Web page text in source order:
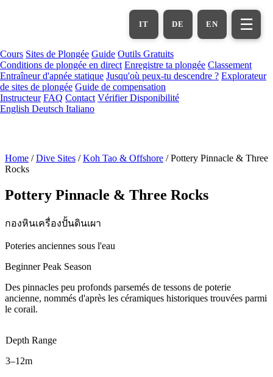
EN
DE
IT ☰
Cours Sites de Plongée Guide Outils Gratuits
Conditions de plongée en direct Enregistre ta plongée Classement
Entraîneur d'apnée statique Jusqu'où peux-tu descendre ? Explorateur
de sites de plongée Guide de compensation
Instructeur FAQ Contact Vérifier Disponibilité
English Deutsch Italiano
Home / Dive Sites / Koh Tao & Offshore / Pottery Pinnacle & Three
Rocks
Pottery Pinnacle & Three Rocks
กองหินเครื่องปั้นดินเผา
Poteries anciennes sous l'eau
BeginnerPeak Season
Des pinnacles peu profonds parsemés de tessons de poterie
ancienne, nommés d'après les céramiques historiques trouvées parmi
le corail.
Depth Range
3–12m